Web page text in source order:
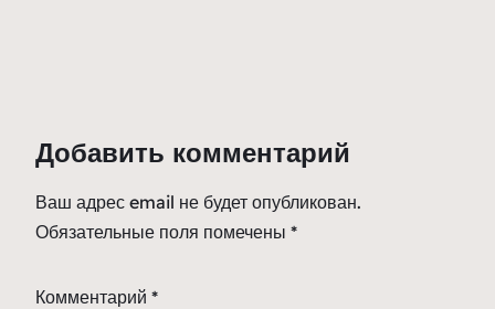
Добавить комментарий
Ваш адрес email не будет опубликован.
Обязательные поля помечены *
Комментарий *